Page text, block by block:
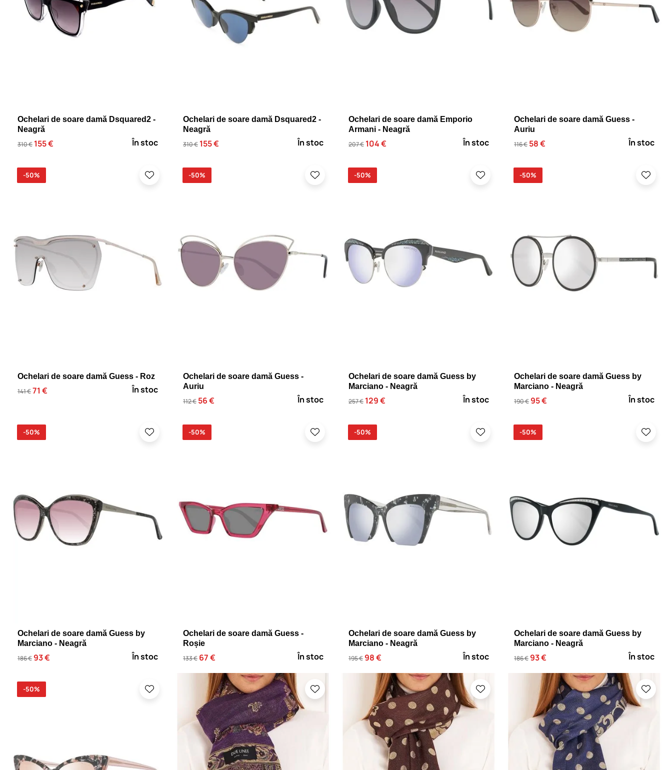
Ochelari de soare damă Dsquared2 -
Neagră
310 € 155 € În stoc
Ochelari de soare damă Dsquared2 -
Neagră
310 € 155 € În stoc
Ochelari de soare damă Emporio
Armani - Neagră
207 € 104 € În stoc
Ochelari de soare damă Guess -
Auriu
116 € 58 € În stoc
-50%
Ochelari de soare damă Guess - Roz
141 €71 € În stoc
-50%
Ochelari de soare damă Guess -
Auriu
112 € 56 € În stoc
-50%
Ochelari de soare damă Guess by
Marciano - Neagră
257 € 129 € În stoc
-50%
Ochelari de soare damă Guess by
Marciano - Neagră
190 € 95 € În stoc
-50%
Ochelari de soare damă Guess by
Marciano - Neagră
186 € 93 € În stoc
-50%
Ochelari de soare damă Guess -
Roșie
133 € 67 € În stoc
-50%
Ochelari de soare damă Guess by
Marciano - Neagră
195 € 98 € În stoc
-50%
Ochelari de soare damă Guess by
Marciano - Neagră
186 € 93 € În stoc
-50%